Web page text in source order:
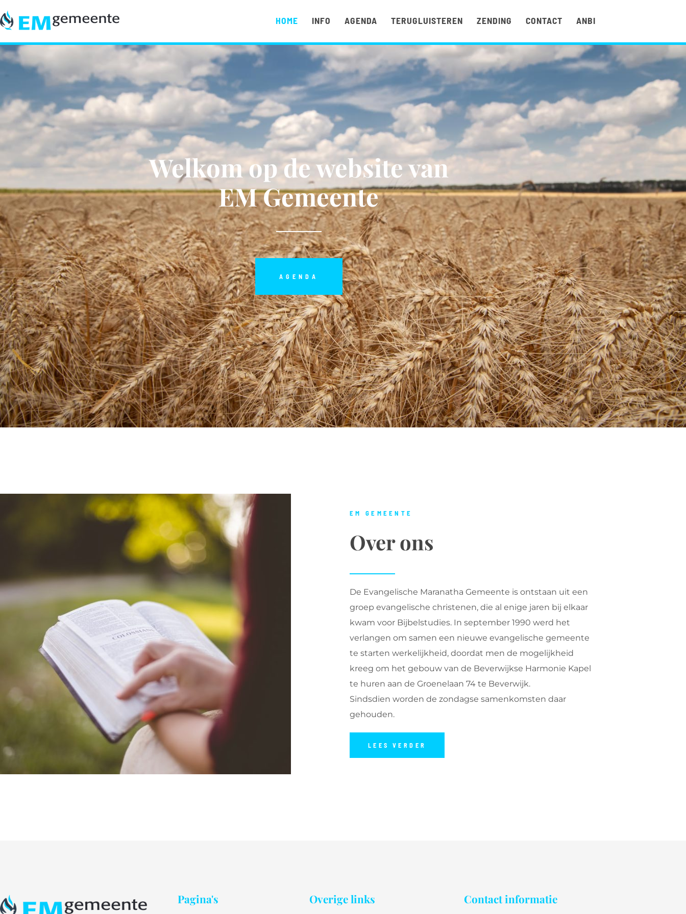
HOME INFO AGENDA TERUGLUISTEREN ZENDING CONTACT ANBI
Welkom op de website van
EM Gemeente
AGENDA
EM GEMEENTE
Over ons
De Evangelische Maranatha Gemeente is ontstaan uit een
groep evangelische christenen, die al enige jaren bij elkaar
kwam voor Bijbelstudies. In september 1990 werd het
verlangen om samen een nieuwe evangelische gemeente
te starten werkelijkheid, doordat men de mogelijkheid
kreeg om het gebouw van de Beverwijkse Harmonie Kapel
te huren aan de Groenelaan 74 te Beverwijk.
Sindsdien worden de zondagse samenkomsten daar
gehouden.
LEES VERDER
Pagina's Overige links Contact informatie